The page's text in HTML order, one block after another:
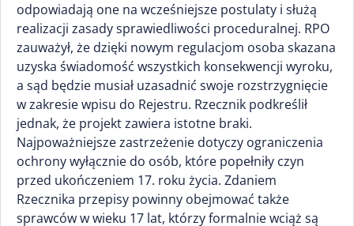
odpowiadają one na wcześniejsze postulaty i służą
realizacji zasady sprawiedliwości proceduralnej. RPO
zauważył, że dzięki nowym regulacjom osoba skazana
uzyska świadomość wszystkich konsekwencji wyroku,
a sąd będzie musiał uzasadnić swoje rozstrzygnięcie
w zakresie wpisu do Rejestru. Rzecznik podkreślił
jednak, że projekt zawiera istotne braki.
Najpoważniejsze zastrzeżenie dotyczy ograniczenia
ochrony wyłącznie do osób, które popełniły czyn
przed ukończeniem 17. roku życia. Zdaniem
Rzecznika przepisy powinny obejmować także
sprawców w wieku 17 lat, którzy formalnie wciąż są